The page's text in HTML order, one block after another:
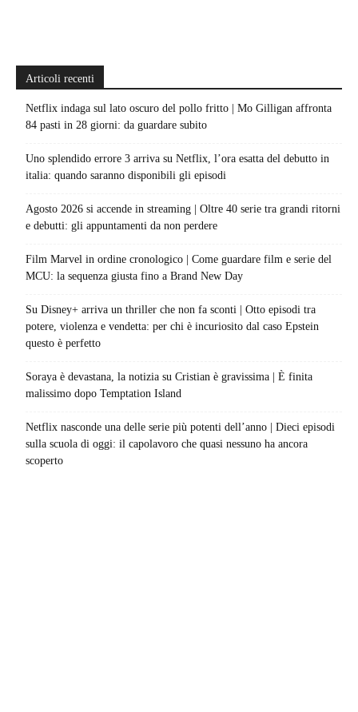
Articoli recenti
Netflix indaga sul lato oscuro del pollo fritto | Mo Gilligan affronta
84 pasti in 28 giorni: da guardare subito
Uno splendido errore 3 arriva su Netflix, l’ora esatta del debutto in
italia: quando saranno disponibili gli episodi
Agosto 2026 si accende in streaming | Oltre 40 serie tra grandi ritorni
e debutti: gli appuntamenti da non perdere
Film Marvel in ordine cronologico | Come guardare film e serie del
MCU: la sequenza giusta fino a Brand New Day
Su Disney+ arriva un thriller che non fa sconti | Otto episodi tra
potere, violenza e vendetta: per chi è incuriosito dal caso Epstein
questo è perfetto
Soraya è devastana, la notizia su Cristian è gravissima | È finita
malissimo dopo Temptation Island
Netflix nasconde una delle serie più potenti dell’anno | Dieci episodi
sulla scuola di oggi: il capolavoro che quasi nessuno ha ancora
scoperto